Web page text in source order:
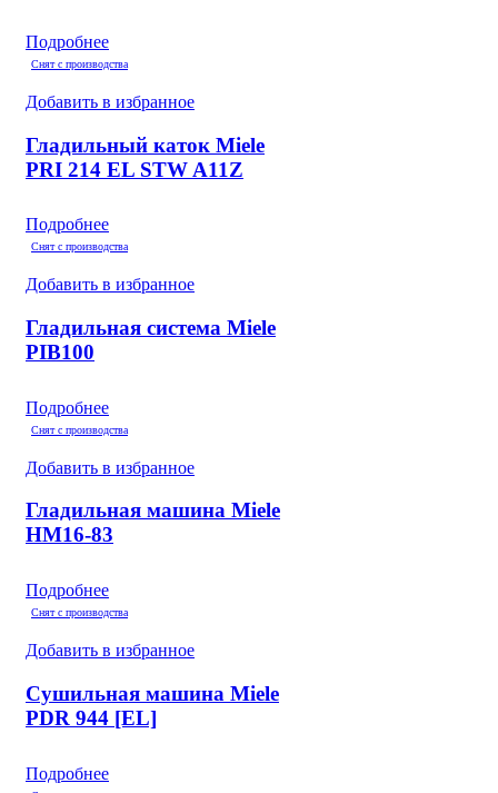
Подробнее
Снят с производства
Добавить в избранное
Гладильный каток Miele
PRI 214 EL STW A11Z
Подробнее
Снят с производства
Добавить в избранное
Гладильная система Miele
PIB100
Подробнее
Снят с производства
Добавить в избранное
Гладильная машина Miele
HM16-83
Подробнее
Снят с производства
Добавить в избранное
Сушильная машина Miele
PDR 944 [EL]
Подробнее